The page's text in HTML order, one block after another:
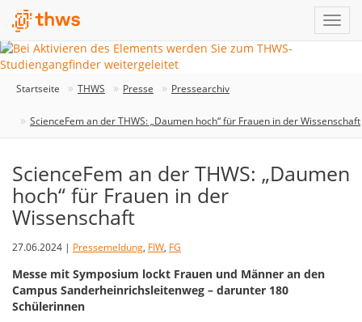
Startseite THWS Presse Pressearchiv
ScienceFem an der THWS: „Daumen hoch“ für Frauen in der Wissenschaft
ScienceFem an der THWS: „Daumen
hoch“ für Frauen in der
Wissenschaft
27.06.2024 | Pressemeldung, FIW, FG
Messe mit Symposium lockt Frauen und Männer an den
Campus Sanderheinrichsleitenweg – darunter 180
Schülerinnen